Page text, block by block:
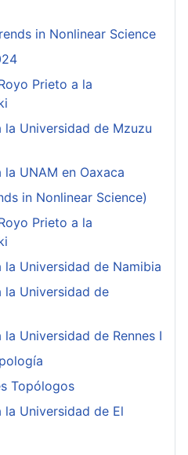
in Nonlinear Science
Prieto a la
Universidad de Mzuzu
UNAM en Oaxaca
in Nonlinear Science)
Prieto a la
Universidad de Namibia
Universidad de
Universidad de Rennes I
Topólogos
Universidad de El